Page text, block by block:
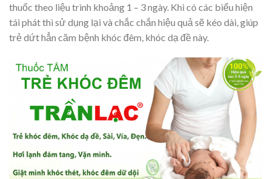
thuốc theo liệu trình khoảng 1 – 3 ngày. Khi có các biểu hiện
tái phát thì sử dụng lại và chắc chắn hiệu quả sẽ kéo dài, giúp
trẻ dứt hẳn căm bệnh khóc đêm, khóc dạ đề này.